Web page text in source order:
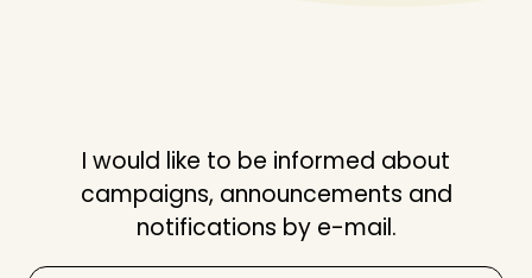
I would like to be informed about
campaigns, announcements and
notifications by e-mail.